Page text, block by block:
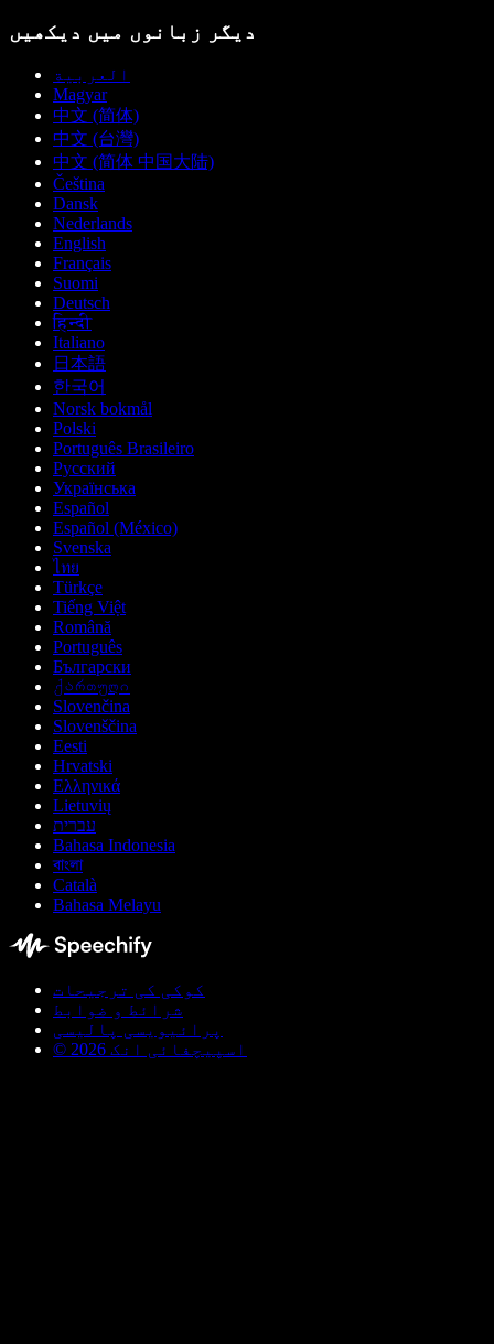
دیگر زبانوں میں دیکھیں
العربية
Magyar
中文 (简体)
中文 (台灣)
中文 (简体 中国大陆)
Čeština
Dansk
Nederlands
English
Français
Suomi
Deutsch
हिन्दी
Italiano
日本語
한국어
Norsk bokmål
Polski
Português Brasileiro
Русский
Українська
Español
Español (México)
Svenska
ไทย
Türkçe
Tiếng Việt
Română
Português
Български
ქართული
Slovenčina
Slovenščina
Eesti
Hrvatski
Ελληνικά
Lietuvių
עברית
Bahasa Indonesia
বাংলা
Català
Bahasa Melayu
کوکی کی ترجیحات
شرائط و ضوابط
پرائیویسی پالیسی
© اسپیچفائی انک 2026